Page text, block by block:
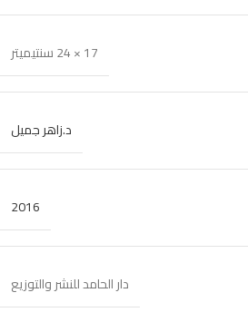
17 × 24 سنتيميتر
د.زاهر جميل
2016
دار الحامد للنشر والتوزيع